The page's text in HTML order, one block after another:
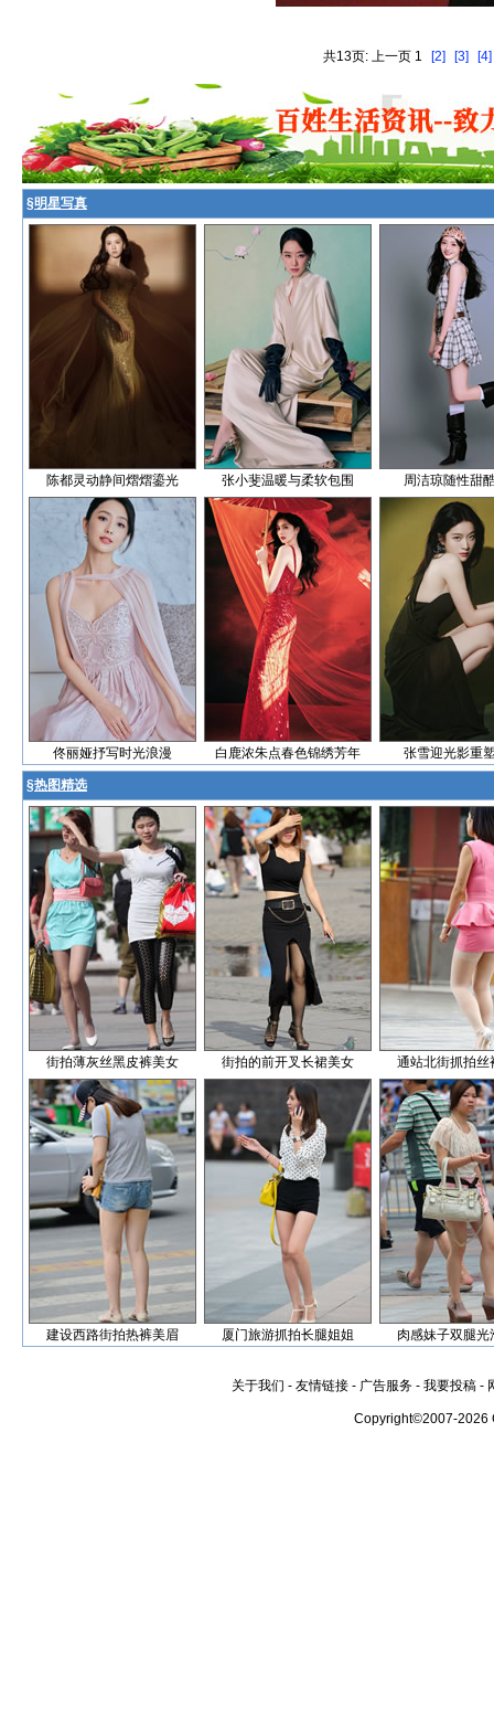
共13页: 上一页 1 [2] [3] [4]
§明星写真
陈都灵动静间熠熠鎏光 张小斐温暖与柔软包围 周洁琼随性甜
佟丽娅抒写时光浪漫 白鹿浓朱点春色锦绣芳年 张雪迎光影重
§热图精选
街拍薄灰丝黑皮裤美女 街拍的前开叉长裙美女 通站北街抓拍丝
建设西路街拍热裤美眉 厦门旅游抓拍长腿姐姐 肉感妹子双腿光
关于我们 - 友情链接 - 广告服务 - 我要投稿 -
Copyright©2007-2026